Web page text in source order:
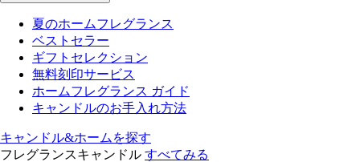
夏のホームフレグランス
ベストセラー
ギフトセレクション
無料刻印サービス
ホームフレグランス ガイド
キャンドルのお手入れ方法
キャンドル&ホームを探す
フレグランスキャンドル すべてみる